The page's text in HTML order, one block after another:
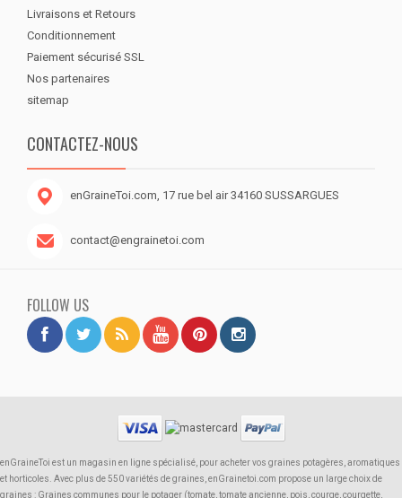
Livraisons et Retours
Conditionnement
Paiement sécurisé SSL
Nos partenaires
sitemap
CONTACTEZ-NOUS
enGraineToi.com, 17 rue bel air 34160 SUSSARGUES
contact@engrainetoi.com
FOLLOW US
enGraineToi est un magasin en ligne spécialisé, pour acheter vos graines potagères, aromatiques
et horticoles. Avec plus de 550 variétés de graines, enGrainetoi.com propose un large choix de
graines : Graines communes pour le potager (tomate, tomate ancienne, pois, courge, courgette,